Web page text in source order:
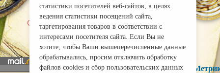
О нас |
Правила
mirprognoz@mail.ru
статистики посетителей веб-сайтов, в целях
ведения статистики посещений сайта,
таргетирования товаров в соответствии с
интересами посетителя сайта. Если Вы не
хотите, чтобы Ваши вышеперечисленные данные
обрабатывались, просим отключить обработку
файлов cookies и сбор пользовательских данных